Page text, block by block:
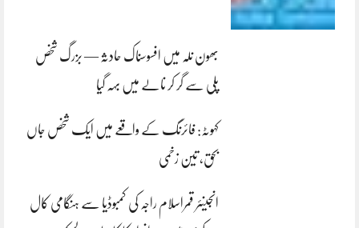
بھون نلہ میں افسوسناک حادثہ — بزرگ شخص
پلی سے گر کر نالے میں بہہ گیا
کہوٹہ: فائرنگ کے واقعے میں ایک شخص جاں
بحق، تین زخمی
انجینئر قمراسلام راجہ کی کمبوڈیا سے ہنگامی کال